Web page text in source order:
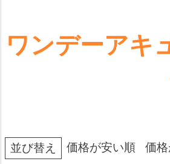
ワンデーアキ
並び替え 価格が安い順 価